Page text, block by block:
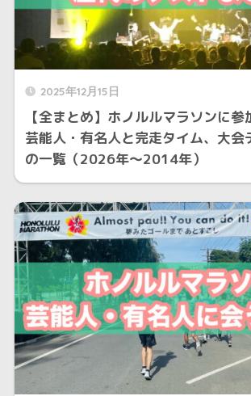
2025年12月15日
【全まとめ】ホノルルマラソンに
芸能人・有名人と完走タイム、大会
の一覧（2026年～2014年）